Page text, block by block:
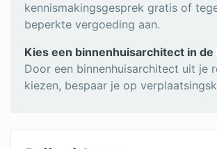
kennismakingsgesprek gratis of
beperkte vergoeding aan.
Kies een binnenhuisarchitect in
Door een binnenhuisarchitect uit je
kiezen, bespaar je op